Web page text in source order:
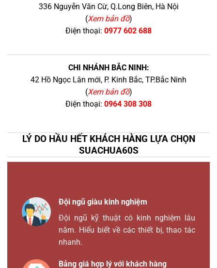
336 Nguyễn Văn Cừ, Q.Long Biên, Hà Nội
(Xem bản đồ)
Điện thoại: 0977 602 688
CHI NHÁNH BẮC NINH:
42 Hồ Ngọc Lân mới, P. Kinh Bắc, TP.Bắc Ninh
(Xem bản đồ)
Điện thoại: 0964 308 308
LÝ DO HẦU HẾT KHÁCH HÀNG LỰA CHỌN
SUACHUA60S
Đội ngũ giàu kinh nghiệm
Đội ngũ kỹ thuật có kinh nghiệm lâu
năm. Hiểu biết về các thiết bị, thao tác
nhanh.
Bảng giá hợp lý với khách hàng